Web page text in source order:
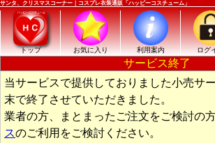
サンタ、クリスマスコーナー｜コスプレ衣装通販「ハッピーコスチューム」
トップ お気に入り 利用案内 ログ
サービス終了
当サービスで提供しておりました小売サ
末で終了させていただきました。
業者の方、まとまったご注文をご検討の方
スのご利用をご検討ください。